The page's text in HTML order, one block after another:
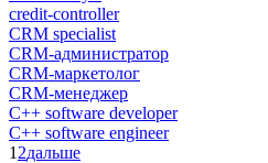
credit-controller
CRM specialist
CRM-администратор
CRM-маркетолог
CRM-менеджер
C++ software developer
C++ software engineer
1 2дальше